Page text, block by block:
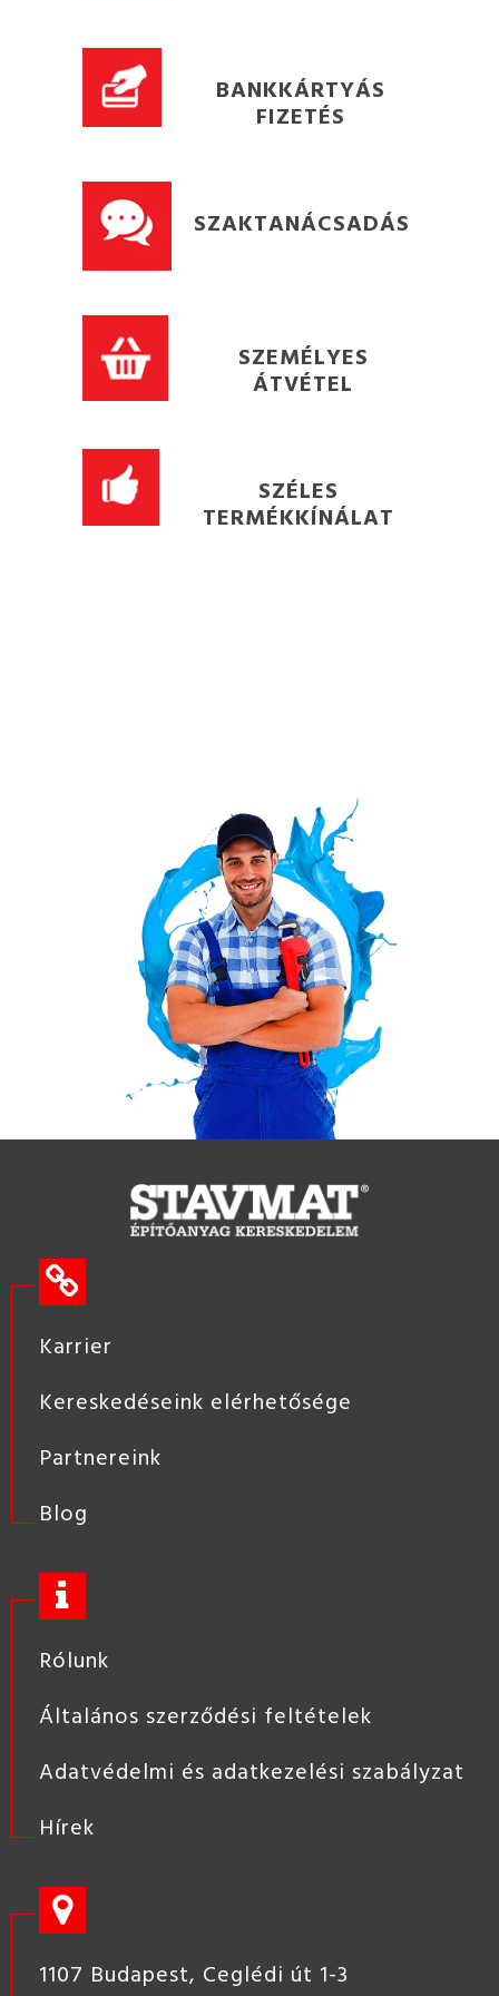
BANKKÁRTYÁS
FIZETÉS
SZAKTANÁCSADÁS
SZEMÉLYES
ÁTVÉTEL
SZÉLES
TERMÉKKÍNÁLAT
Karrier
Kereskedéseink elérhetősége
Partnereink
Blog
Rólunk
Általános szerződési feltételek
Adatvédelmi és adatkezelési szabályzat
Hírek
1107 Budapest, Ceglédi út 1-3